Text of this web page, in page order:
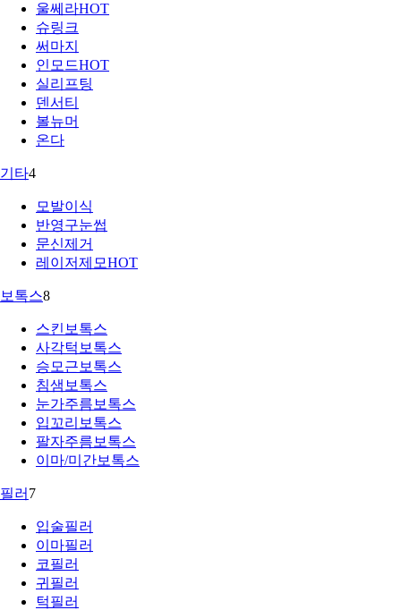
울쎄라HOT
슈링크
써마지
인모드HOT
실리프팅
덴서티
볼뉴머
온다
기타4
모발이식
반영구눈썹
문신제거
레이저제모HOT
보톡스8
스킨보톡스
사각턱보톡스
승모근보톡스
침샘보톡스
눈가주름보톡스
입꼬리보톡스
팔자주름보톡스
이마/미간보톡스
필러 7
입술필러
이마필러
코필러
귀필러
턱필러